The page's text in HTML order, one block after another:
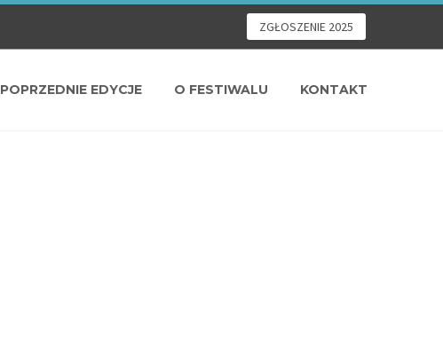
ZGŁOSZENIE 2025
POPRZEDNIE EDYCJE O FESTIWALU KONTAKT